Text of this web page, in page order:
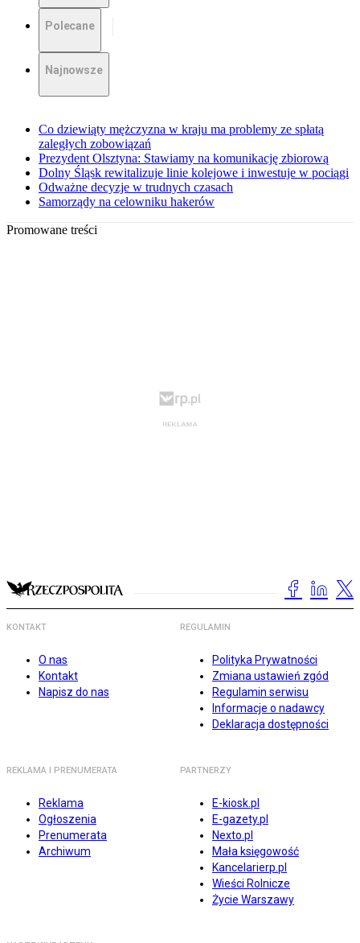
Polecane
Najnowsze
Co dziewiąty mężczyzna w kraju ma problemy ze spłatą
zaległych zobowiązań
Prezydent Olsztyna: Stawiamy na komunikację zbiorową
Dolny Śląsk rewitalizuje linie kolejowe i inwestuje w pociągi
Odważne decyzje w trudnych czasach
Samorządy na celowniku hakerów
Promowane treści
KONTAKT
O nas
Kontakt
Napisz do nas
REGULAMIN
Polityka Prywatności
Zmiana ustawień zgód
Regulamin serwisu
Informacje o nadawcy
Deklaracja dostępności
REKLAMA I PRENUMERATA
Reklama
Ogłoszenia
Prenumerata
Archiwum
PARTNERZY
E-kiosk.pl
E-gazety.pl
Nexto.pl
Mała księgowość
Kancelarierp.pl
Wieści Rolnicze
Życie Warszawy